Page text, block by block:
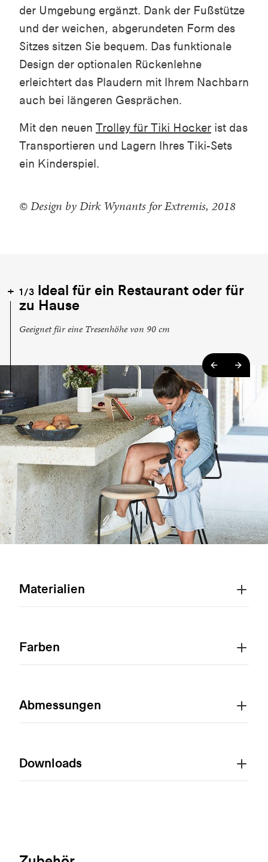
der Umgebung ergänzt. Dank der Fußstütze
und der weichen, abgerundeten Form des
Sitzes sitzen Sie bequem. Das funktionale
Design der optionalen Rückenlehne
erleichtert das Plaudern mit Ihrem Nachbarn
auch bei längeren Gesprächen.
Mit den neuen Trolley für Tiki Hocker ist das
Transportieren und Lagern Ihres Tiki-Sets
ein Kinderspiel.
© Design by Dirk Wynants for Extremis, 2018
1/3 Ideal für ein Restaurant oder für
zu Hause
Geeignet für eine Tresenhöhe von 90 cm
Materialien
Farben
Abmessungen
Downloads